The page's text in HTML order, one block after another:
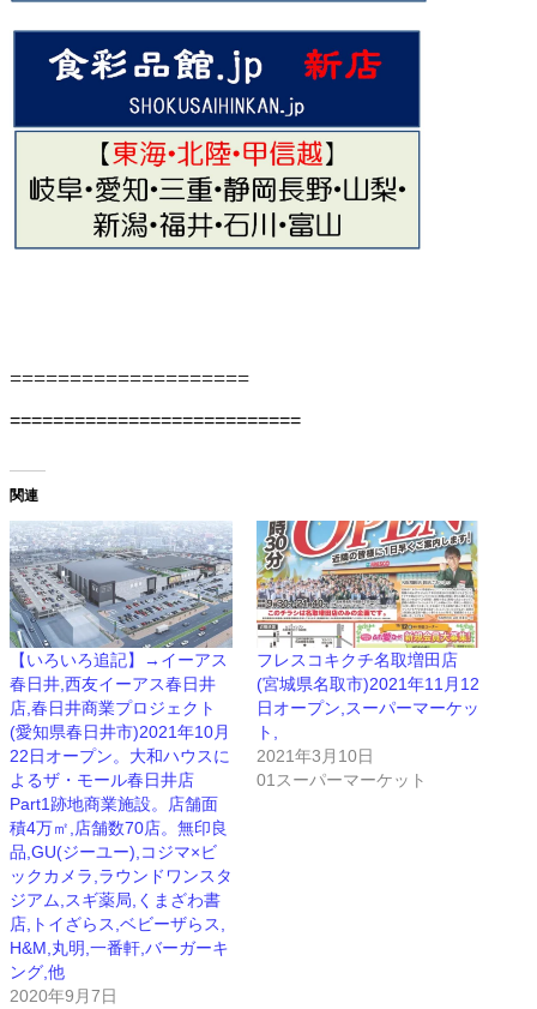
====================
===========================
関連
【いろいろ追記】→イーアス
春日井,西友イーアス春日井
店,春日井商業プロジェクト
(愛知県春日井市)2021年10月
22日オープン。大和ハウスに
よるザ・モール春日井店
Part1跡地商業施設。店舗面
積4万㎡,店舗数70店。無印良
品,GU(ジーユー),コジマ×ビ
ックカメラ,ラウンドワンスタ
ジアム,スギ薬局,くまざわ書
店,トイざらス,ベビーザらス,
H&M,丸明,一番軒,バーガーキ
ング,他
2020年9月7日
フレスコキクチ名取増田店
(宮城県名取市)2021年11月12
日オープン,スーパーマーケッ
ト,
2021年3月10日
01スーパーマーケット